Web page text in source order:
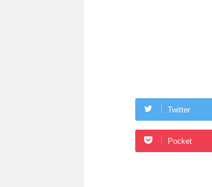
Twitter
Pocket